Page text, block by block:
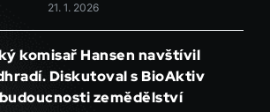
21. 1. 2026
komisař Hansen navštívil
Diskutoval s BioAktiv
zemědělství